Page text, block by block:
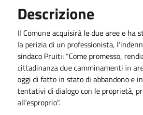
Descrizione
Il Comune acquisirà le due aree e ha
la perizia di un professionista,
sindaco Pruiti: “Come promesso,
cittadinanza due camminamenti in
oggi di fatto in stato di abbandono e
tentativi di dialogo con le proprietà,
all’esproprio”.